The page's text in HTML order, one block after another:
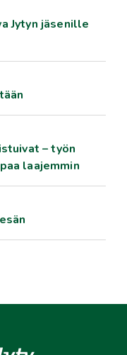
Jytyn jäsenille
– työn
laajemmin